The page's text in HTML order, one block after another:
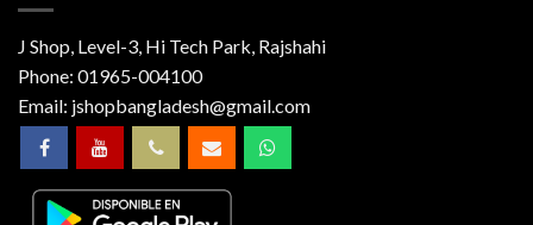
J Shop, Level-3, Hi Tech Park, Rajshahi
Phone: 01965-004100
Email: jshopbangladesh@gmail.com